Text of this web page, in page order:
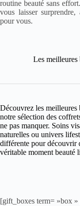
routine beauté sans
vous laisser
pour vous.
Les meilleures
Découvrez les meilleures
notre sélection des
ne pas manquer. Soins
naturelles ou univers
différente pour découvrir
véritable moment beauté
[gift_boxes term= »box »